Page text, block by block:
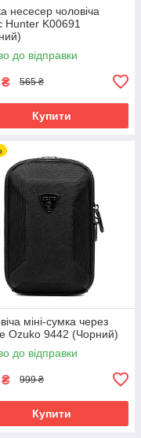
несесер чоловіча
Hunter K00691
до відправки
₴ 565 ₴
Купити
міні-сумка через
Ozuko 9442 (Чорний)
до відправки
₴ 999 ₴
Купити